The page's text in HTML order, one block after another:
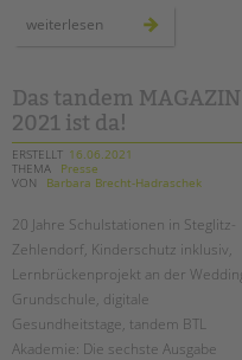
weiterlesen ausbau
landesprogramm
schulen“
Das tandem MAGAZIN
2021 ist da!
ERSTELLT 16.06.2021
THEMA
Presse
VON
Barbara Brecht-Hadraschek
20 Jahre Schulstationen in Steglitz-
Zehlendorf, Kinderschutz inklusiv,
Lernbrückenprojekt an der
Grundschule, digitale
Gesundheitstage, tandem BTL
Akademie: Die sechste Ausgabe